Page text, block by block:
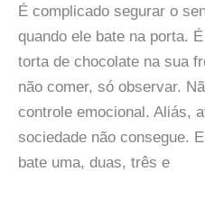
É complicado segurar o
quando ele bate na porta.
torta de chocolate na sua
não comer, só observar.
controle emocional. Aliás,
sociedade não consegue.
bate uma, duas, três e